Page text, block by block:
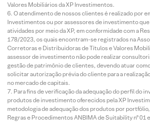
Valores Mobiliários da XP Investimentos.
O atendimento de nossos clientes é realizado por
Investimentos ou por assessores de investimento
atividades por meio da XP, em conformidade com a
178/2023, os quais encontram-se registrados na
Corretoras e Distribuidoras de Títulos e Valores
assessor de investimento não pode realizar
gestão de patrimônio de clientes, devendo atuar
solicitar autorização prévia do cliente para a
no mercado de capitais.
Para fins de verificação da adequação do perfil do
produtos de investimento oferecidos pela XP
metodologia de adequação dos produtos por
Regras e Procedimentos ANBIMA de Suitability nº 01